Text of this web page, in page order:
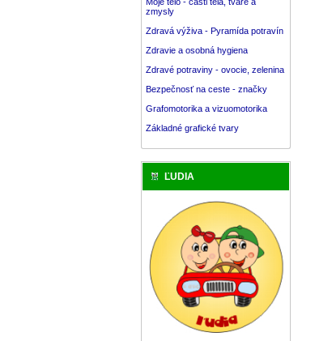
zmysly
Zdravá výživa - Pyramída potravín
Zdravie a osobná hygiena
Zdravé potraviny - ovocie, zelenina
Bezpečnosť na ceste - značky
Grafomotorika a vizuomotorika
Základné grafické tvary
ĽUDIA